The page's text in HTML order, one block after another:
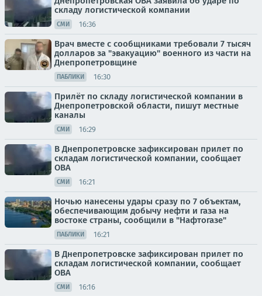
складу логистической компании
СМИ 16:36
Врач вместе с сообщниками требовали 7 тысяч
долларов за "эвакуацию" военного из части на
Днепропетровщине
ПАБЛИКИ 16:30
Прилёт по складу логистической компании в
Днепропетровской области, пишут местные
каналы
СМИ 16:29
В Днепропетровске зафиксирован прилет по
складам логистической компании, сообщает
ОВА
СМИ 16:21
Ночью нанесены удары сразу по 7 объектам,
обеспечивающим добычу нефти и газа на
востоке страны, сообщили в "Нафтогазе"
ПАБЛИКИ 16:21
В Днепропетровске зафиксирован прилет по
складам логистической компании, сообщает
ОВА
СМИ 16:16